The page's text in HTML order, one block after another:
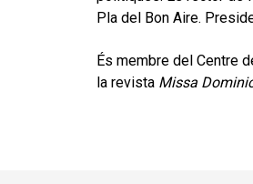
Pla del Bon Aire.
És membre del Centre
la revista Missa